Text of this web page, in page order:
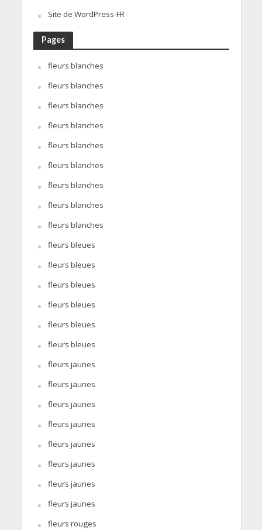
Site de WordPress-FR
Pages
fleurs blanches
fleurs blanches
fleurs blanches
fleurs blanches
fleurs blanches
fleurs blanches
fleurs blanches
fleurs blanches
fleurs blanches
fleurs bleues
fleurs bleues
fleurs bleues
fleurs bleues
fleurs bleues
fleurs bleues
fleurs jaunes
fleurs jaunes
fleurs jaunes
fleurs jaunes
fleurs jaunes
fleurs jaunes
fleurs jaunes
fleurs jaunes
fleurs rouges